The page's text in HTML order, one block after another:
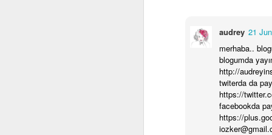
audrey 21
merhaba..
blogumda
http://
twiterda da
https://
facebookda
https://